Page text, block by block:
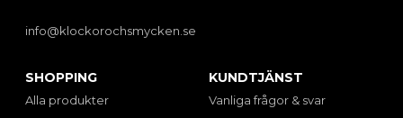
info@klockorochsmycken.se
SHOPPING
Alla produkter
KUNDTJÄNST
Vanliga frågor & svar